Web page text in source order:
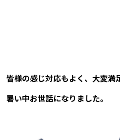
皆様の感じ対応もよく、大変満
暑い中お世話になりました。